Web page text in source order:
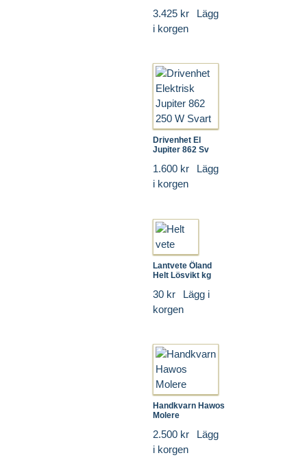
3.425 kr
Lägg
i korgen
Drivenhet El
Jupiter 862 Sv
1.600 kr
Lägg
i korgen
Lantvete Öland
Helt Lösvikt kg
30 kr
Lägg i
korgen
Handkvarn Hawos
Molere
2.500 kr
Lägg
i korgen